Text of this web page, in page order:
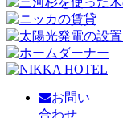
お問い
合わせ